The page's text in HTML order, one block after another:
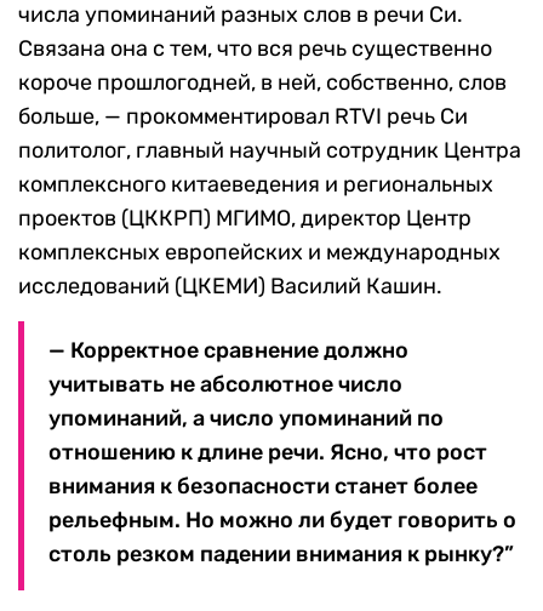
числа упоминаний разных слов в речи Си.
Связана она с тем, что вся речь существенно
короче прошлогодней, в ней, собственно, слов
больше, — прокомментировал RTVI речь Си
политолог, главный научный сотрудник Центра
комплексного китаеведения и региональных
проектов (ЦККРП) МГИМО, директор Центр
комплексных европейских и международных
исследований (ЦКЕМИ) Василий Кашин.
— Корректное сравнение должно
учитывать не абсолютное число
упоминаний, а число упоминаний по
отношению к длине речи. Ясно, что рост
внимания к безопасности станет более
рельефным. Но можно ли будет говорить о
столь резком падении внимания к рынку?”